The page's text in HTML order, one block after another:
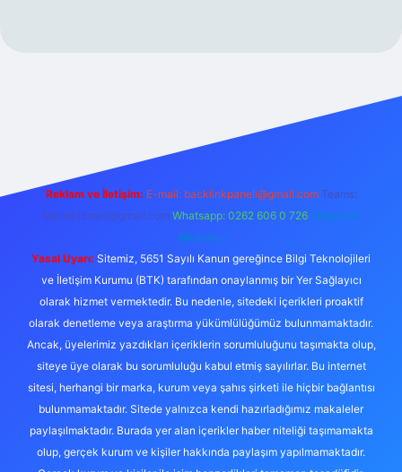
Reklam ve İletişim: E-mail: backlinkpaneli@gmail.com Teams:
forumhizmeti@gmail.com Whatsapp: 0262 606 0 726 Telegram:
@karabul
Yasal Uyarı: Sitemiz, 5651 Sayılı Kanun gereğince Bilgi Teknolojileri
ve İletişim Kurumu (BTK) tarafından onaylanmış bir Yer Sağlayıcı
olarak hizmet vermektedir. Bu nedenle, sitedeki içerikleri proaktif
olarak denetleme veya araştırma yükümlülüğümüz bulunmamaktadır.
Ancak, üyelerimiz yazdıkları içeriklerin sorumluluğunu taşımakta olup,
siteye üye olarak bu sorumluluğu kabul etmiş sayılırlar. Bu internet
sitesi, herhangi bir marka, kurum veya şahıs şirketi ile hiçbir bağlantısı
bulunmamaktadır. Sitede yalnızca kendi hazırladığımız makaleler
paylaşılmaktadır. Burada yer alan içerikler haber niteliği taşımamakta
olup, gerçek kurum ve kişiler hakkında paylaşım yapılmamaktadır.